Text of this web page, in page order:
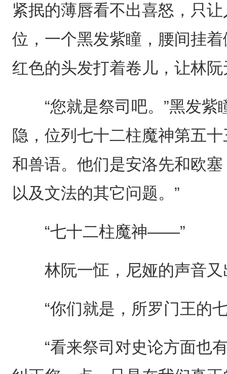
紧抿的薄唇看不出喜怒，只
位，一个黑发紫瞳，腰间挂
红色的头发打着卷儿，让林
“您就是祭司吧。”黑发紫
隐，位列七十二柱魔神第五
和兽语。他们是安洛先和欧
以及文法的其它问题。”
“七十二柱魔神——”
林阮一怔，尼娅的声音又
“你们就是，所罗门王的七
“看来祭司对史论方面也有